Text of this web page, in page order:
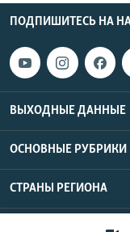
ПОДПИШИТЕСЬ НА
ВЫХОДНЫЕ ДАННЫЕ
ОСНОВНЫЕ РУБРИКИ
СТРАНЫ РЕГИОНА